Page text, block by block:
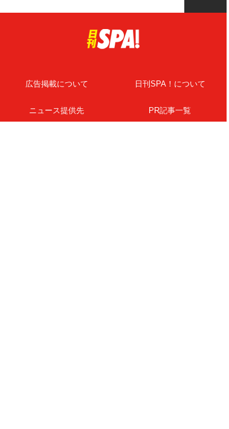
広告掲載について 日刊SPA！について
ニュース提供先 PR記事一覧